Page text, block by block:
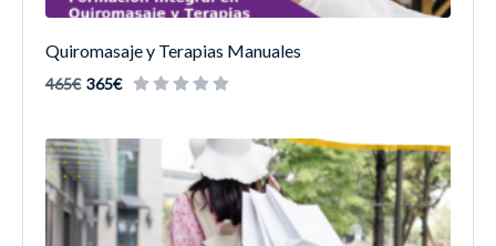
Quiromasaje y Terapias Manuales
465€ 365€